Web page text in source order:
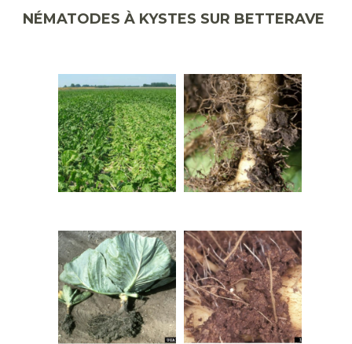
NÉMATODES À KYSTES SUR BETTERAVE